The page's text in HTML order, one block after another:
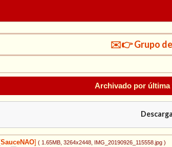
✉️👉 Grupo de
Archivado por última
SauceNAO ( 1.65MB , 3264x2448 , IMG_20190926_115558.jpg )